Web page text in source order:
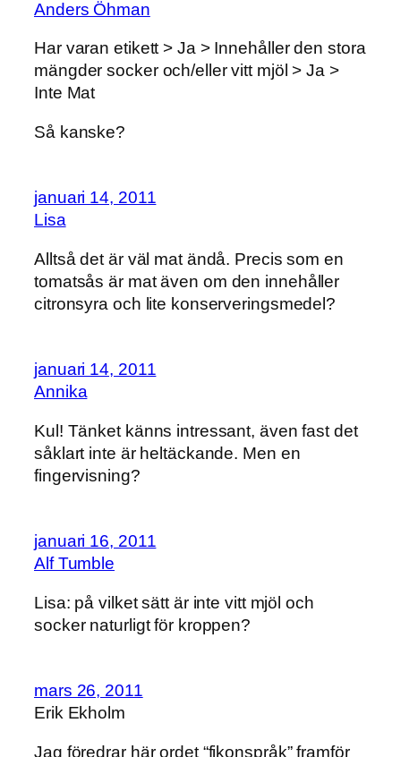
Anders Öhman
Har varan etikett > Ja > Innehåller den stora
mängder socker och/eller vitt mjöl > Ja >
Inte Mat
Så kanske?
januari 14, 2011
Lisa
Alltså det är väl mat ändå. Precis som en
tomatsås är mat även om den innehåller
citronsyra och lite konserveringsmedel?
januari 14, 2011
Annika
Kul! Tänket känns intressant, även fast det
såklart inte är heltäckande. Men en
fingervisning?
januari 16, 2011
Alf Tumble
Lisa: på vilket sätt är inte vitt mjöl och
socker naturligt för kroppen?
mars 26, 2011
Erik Ekholm
Jag föredrar här ordet “fikonspråk” framför